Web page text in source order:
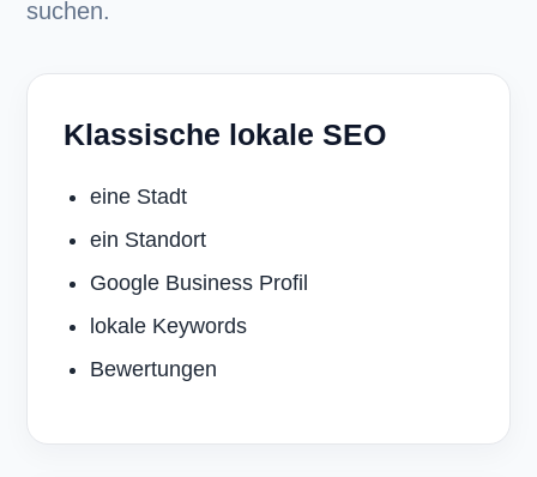
suchen.
Klassische lokale SEO
eine Stadt
ein Standort
Google Business Profil
lokale Keywords
Bewertungen